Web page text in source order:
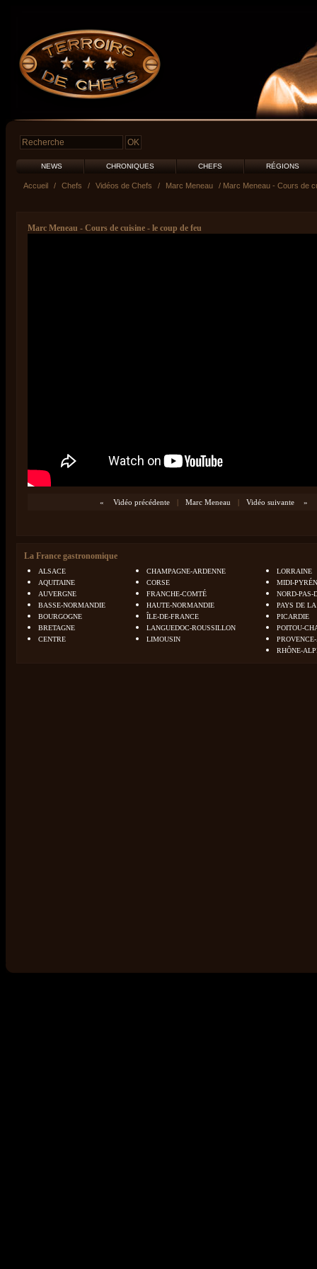
NEWS CHRONIQUES CHEFS RÉGIONS
Accueil / Chefs / Vidéos de Chefs / Marc Meneau / Marc Meneau - Cours de
Marc Meneau - Cours de cuisine - le coup de feu
« Vidéo précédente | Marc Meneau | Vidéo suivante »
La France gastronomique
ALSACE
AQUITAINE
AUVERGNE
BASSE-NORMANDIE
BOURGOGNE
BRETAGNE
CENTRE
CHAMPAGNE-ARDENNE
CORSE
FRANCHE-COMTÉ
HAUTE-NORMANDIE
ÎLE-DE-FRANCE
LANGUEDOC-ROUSSILLON
LIMOUSIN
LORRAINE
MIDI-
NORD-PAS-
PAYS DE
PICARDIE
POITOU-
RHÔNE-